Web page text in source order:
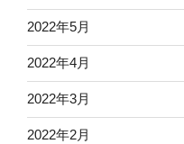
2022年5月
2022年4月
2022年3月
2022年2月